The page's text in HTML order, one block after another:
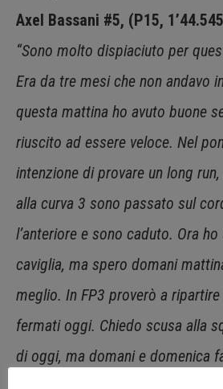
Axel Bassani #5, (P15,
“Sono molto dispiaciuto per
Era da tre mesi che non andavo
questa mattina ho avuto buone
riuscito ad essere veloce. Nel
intenzione di provare un long
alla curva 3 sono passato sul
l’anteriore e sono caduto. Ora ho
caviglia, ma spero domani
meglio. In FP3 proverò a
fermati oggi. Chiedo scusa alla
di oggi, ma domani e domenica